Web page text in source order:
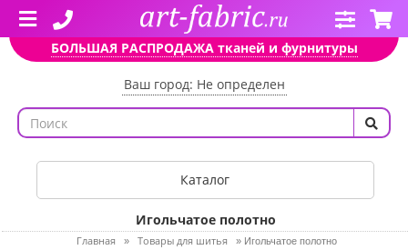
БОЛЬШАЯ РАСПРОДАЖА тканей и фурнитуры
Ваш город: Не определен
Каталог
Игольчатое полотно
Главная » Товары для шитья » Игольчатое полотно